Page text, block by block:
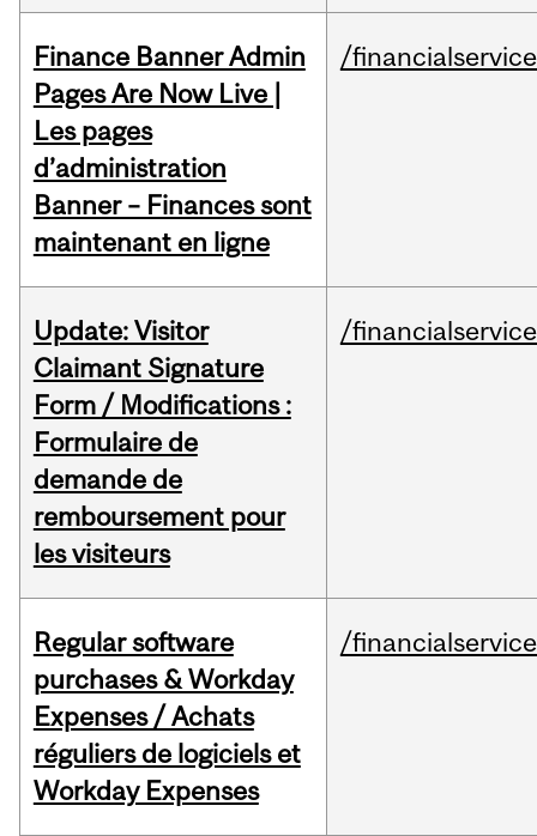
Finance Banner Admin
Pages Are Now Live |
Les pages
d’administration
Banner – Finances sont
maintenant en ligne
/
Update: Visitor
Claimant Signature
Form / Modifications :
Formulaire de
demande de
remboursement pour
les visiteurs
/
Regular software
purchases & Workday
Expenses / Achats
réguliers de logiciels et
Workday Expenses
/